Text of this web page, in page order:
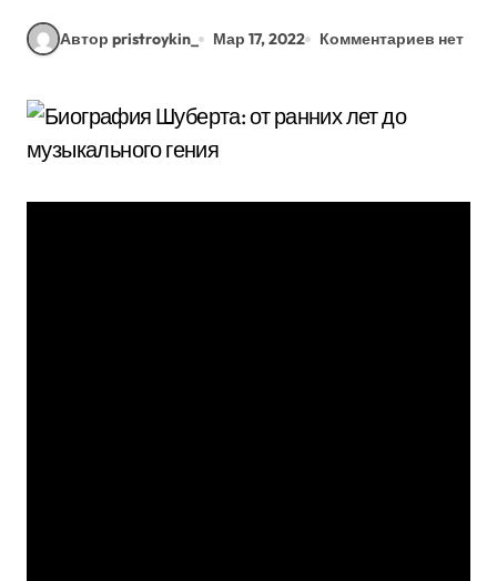
Автор pristroykin_ Мар 17, 2022 Комментариев нет